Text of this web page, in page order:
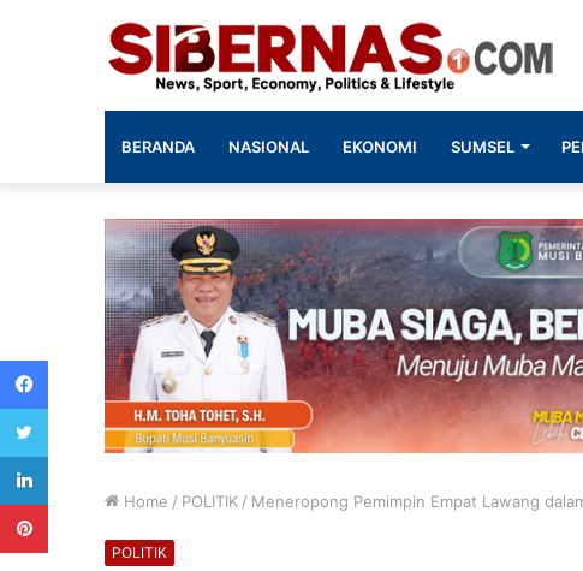
BERANDA NASIONAL EKONOMI SUMSEL
Home / POLITIK / Meneropong Pemimpin Empat Lawang
POLITIK
Facebook
Twitter
LinkedIn
Pinterest